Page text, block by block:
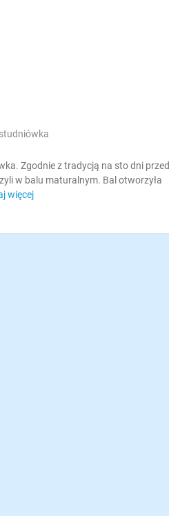
studniówka
Zgodnie z tradycją na sto dni przed
w balu maturalnym. Bal otworzyła
więcej